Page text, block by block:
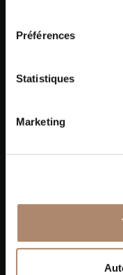
Préférences
Statistiques
Marketing
Onze